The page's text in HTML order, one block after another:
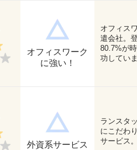
オフィスワーク
に強い！
オフィス
遣会社。
80.7%が
功してい
外資系サービス
ランスタ
にこだわ
サービス